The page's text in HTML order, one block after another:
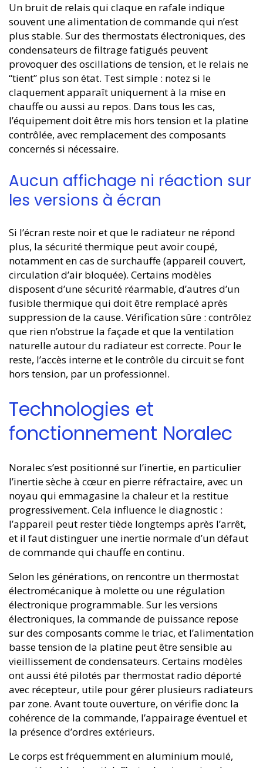
Un bruit de relais qui claque en rafale indique
souvent une alimentation de commande qui n’est
plus stable. Sur des thermostats électroniques, des
condensateurs de filtrage fatigués peuvent
provoquer des oscillations de tension, et le relais ne
“tient” plus son état. Test simple : notez si le
claquement apparaît uniquement à la mise en
chauffe ou aussi au repos. Dans tous les cas,
l’équipement doit être mis hors tension et la platine
contrôlée, avec remplacement des composants
concernés si nécessaire.
Aucun affichage ni réaction sur
les versions à écran
Si l’écran reste noir et que le radiateur ne répond
plus, la sécurité thermique peut avoir coupé,
notamment en cas de surchauffe (appareil couvert,
circulation d’air bloquée). Certains modèles
disposent d’une sécurité réarmable, d’autres d’un
fusible thermique qui doit être remplacé après
suppression de la cause. Vérification sûre : contrôlez
que rien n’obstrue la façade et que la ventilation
naturelle autour du radiateur est correcte. Pour le
reste, l’accès interne et le contrôle du circuit se font
hors tension, par un professionnel.
Technologies et
fonctionnement Noralec
Noralec s’est positionné sur l’inertie, en particulier
l’inertie sèche à cœur en pierre réfractaire, avec un
noyau qui emmagasine la chaleur et la restitue
progressivement. Cela influence le diagnostic :
l’appareil peut rester tiède longtemps après l’arrêt,
et il faut distinguer une inertie normale d’un défaut
de commande qui chauffe en continu.
Selon les générations, on rencontre un thermostat
électromécanique à molette ou une régulation
électronique programmable. Sur les versions
électroniques, la commande de puissance repose
sur des composants comme le triac, et l’alimentation
basse tension de la platine peut être sensible au
vieillissement de condensateurs. Certains modèles
ont aussi été pilotés par thermostat radio déporté
avec récepteur, utile pour gérer plusieurs radiateurs
par zone. Avant toute ouverture, on vérifie donc la
cohérence de la commande, l’appairage éventuel et
la présence d’ordres extérieurs.
Le corps est fréquemment en aluminium moulé,